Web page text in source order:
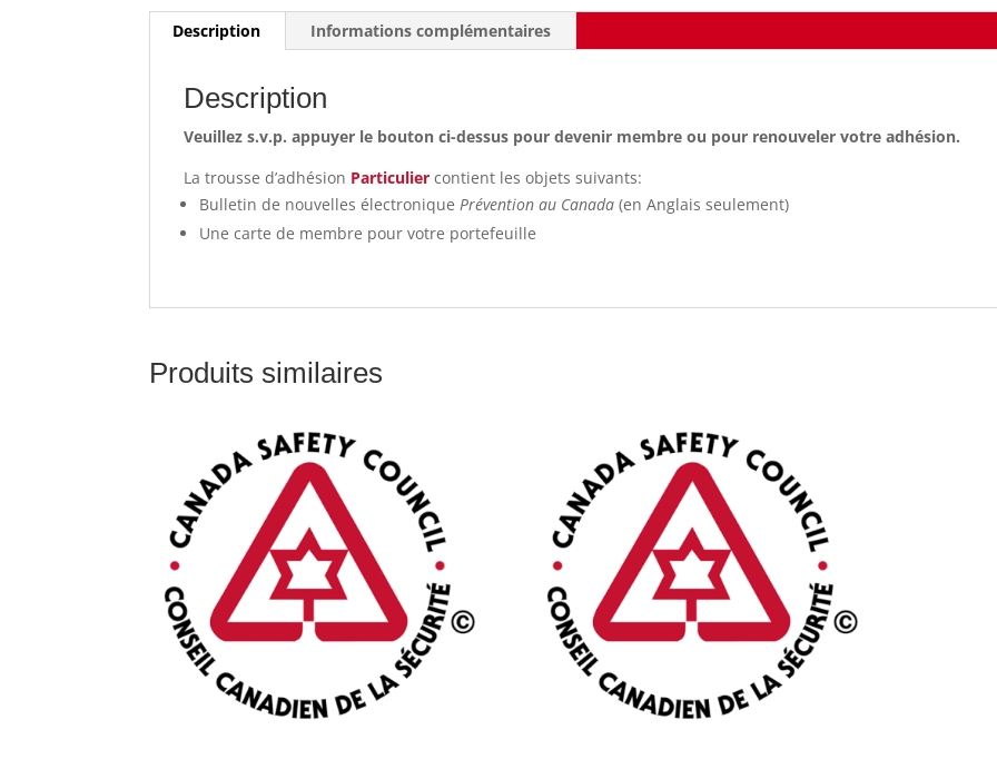
Description Informations complémentaires
Description
Veuillez s.v.p. appuyer le bouton ci-dessus pour devenir membre ou pour renouveler votre adhésion.
La trousse d’adhésion Particulier contient les objets suivants:
Bulletin de nouvelles électroniquePrévention au Canada(en Anglais seulement)
Une carte de membre pour votre portefeuille
Produits similaires